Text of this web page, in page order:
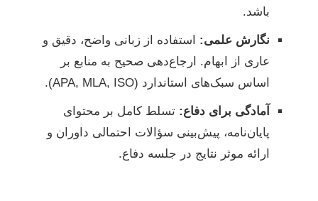
باشد.
نگارش علمی: استفاده از زبانی واضح، دقیق و
عاری از ابهام. ارجاع‌دهی صحیح به منابع بر
اساس سبک‌های استاندارد (APA, MLA, ISO).
آمادگی برای دفاع: تسلط کامل بر محتوای
پایان‌نامه، پیش‌بینی سؤالات احتمالی داوران و
ارائه موثر نتایج در جلسه دفاع.